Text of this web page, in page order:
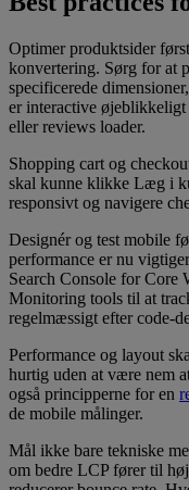
Optimer produktsider
konvertering. Sørg for at
specificerede
er interactive øjeblikkeligt
eller reviews loader.
Shopping cart og
skal kunne klikke Læg i
responsivt og navigere
Designér og test mobile
performance er nu
Search Console for Core
Monitoring tools til at
regelmæssigt efter code-
Performance og layout
hurtig uden at være nem
også principperne for en
de mobile målinger.
Mål ikke bare tekniske
om bedre LCP fører til